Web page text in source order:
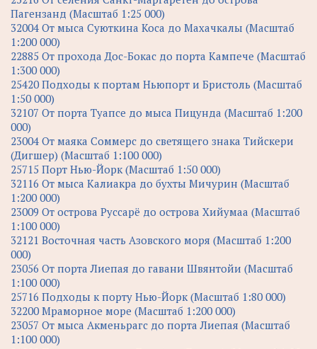
Пагензанд (Масштаб 1:25 000)
32004 От мыса Суюткина Коса до Махачкалы (Масштаб
1:200 000)
22885 От прохода Дос-Бокас до порта Кампече (Масштаб
1:300 000)
25420 Подходы к портам Ньюпорт и Бристоль (Масштаб
1:50 000)
32107 От порта Туапсе до мыса Пицунда (Масштаб 1:200
000)
23004 От маяка Соммерс до светящего знака Тийскери
(Дигшер) (Масштаб 1:100 000)
25715 Порт Нью-Йорк (Масштаб 1:50 000)
32116 От мыса Калиакра до бухты Мичурин (Масштаб
1:200 000)
23009 От острова Руссарё до острова Хийумаа (Масштаб
1:100 000)
32121 Восточная часть Азовского моря (Масштаб 1:200
000)
23056 От порта Лиепая до гавани Швянтойи (Масштаб
1:100 000)
25716 Подходы к порту Нью-Йорк (Масштаб 1:80 000)
32200 Мраморное море (Масштаб 1:200 000)
23057 От мыса Акменьрагс до порта Лиепая (Масштаб
1:100 000)